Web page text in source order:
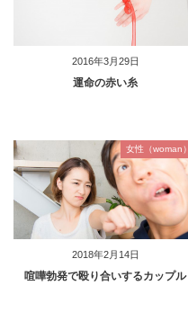
2016年3月29日
運命の赤い糸
2018年2月14日
女性（woman）
喧嘩勃発で殴り合いするカップル